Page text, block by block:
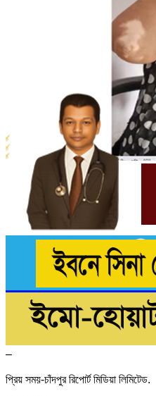
–
প্রিয় সময়-চাঁদপুর রিপোর্ট মিডিয়া লিমিটেড.